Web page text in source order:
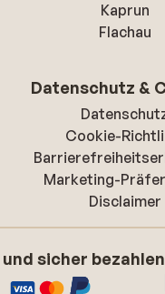
Kaprun
Flachau
Datenschutz &
Cookie-
Marketing-
Disclaimer
sicher bezahlen